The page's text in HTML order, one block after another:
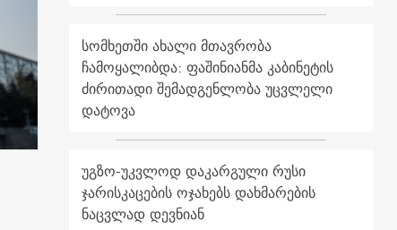
სომხეთში ახალი მთავრობა
ჩამოყალიბდა: ფაშინიანმა კაბინეტის
ძირითადი შემადგენლობა უცვლელი
დატოვა
უგზო-უკვლოდ დაკარგული რუსი
ჯარისკაცების ოჯახებს დახმარების
ნაცვლად დევნიან